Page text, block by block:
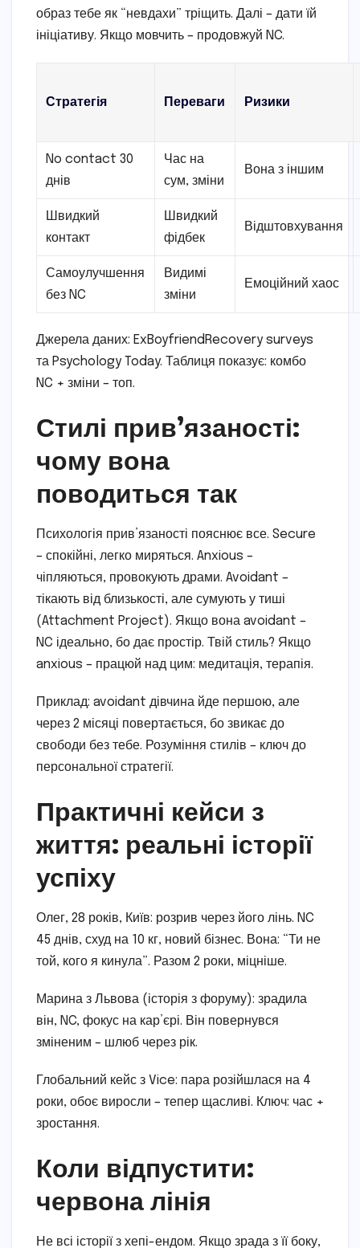
образ тебе як “невдахи” тріщить. Далі – дати їй
ініціативу. Якщо мовчить – продовжуй NC.
Стратегія Переваги Ризики
No contact 30
днів
Час на
сум, зміни
Вона з іншим
Швидкий
контакт
Швидкий
фідбек
Відштовхування
Самоулучшення
без NC
Видимі
зміни
Емоційний хаос
Джерела даних: ExBoyfriendRecovery surveys
та Psychology Today. Таблиця показує: комбо
NC + зміни – топ.
Стилі прив’язаності:
чому вона
поводиться так
Психологія прив’язаності пояснює все. Secure
– спокійні, легко миряться. Anxious –
чіпляються, провокують драми. Avoidant –
тікають від близькості, але сумують у тиші
(Attachment Project). Якщо вона avoidant –
NC ідеально, бо дає простір. Твій стиль? Якщо
anxious – працюй над цим: медитація, терапія.
Приклад: avoidant дівчина йде першою, але
через 2 місяці повертається, бо звикає до
свободи без тебе. Розуміння стилів – ключ до
персональної стратегії.
Практичні кейси з
життя: реальні історії
успіху
Олег, 28 років, Київ: розрив через його лінь. NC
45 днів, схуд на 10 кг, новий бізнес. Вона: “Ти не
той, кого я кинула”. Разом 2 роки, міцніше.
Марина з Львова (історія з форуму): зрадила
він, NC, фокус на кар’єрі. Він повернувся
зміненим – шлюб через рік.
Глобальний кейс з Vice: пара розійшлася на 4
роки, обоє виросли – тепер щасливі. Ключ: час +
зростання.
Коли відпустити:
червона лінія
Не всі історії з хепі-ендом. Якщо зрада з її боку,